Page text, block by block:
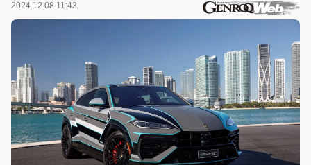
2024.12.08 11:43